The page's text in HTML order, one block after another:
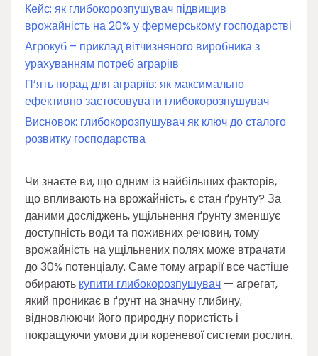
Кейс: як глибокорозпушувач підвищив
врожайність на 20% у фермерському господарстві
Агрокуб – приклад вітчизняного виробника з
урахуванням потреб аграріїв
П’ять порад для аграріїв: як максимально
ефективно застосовувати глибокорозпушувач
Висновок: глибокорозпушувач як ключ до сталого
розвитку господарства
Чи знаєте ви, що одним із найбільших факторів,
що впливають на врожайність, є стан ґрунту? За
даними досліджень, ущільнення ґрунту зменшує
доступність води та поживних речовин, тому
врожайність на ущільнених полях може втрачати
до 30% потенціалу. Саме тому аграрії все частіше
обирають купити глибокорозпушувач — агрегат,
який проникає в ґрунт на значну глибину,
відновлюючи його природну пористість і
покращуючи умови для кореневої системи рослин.